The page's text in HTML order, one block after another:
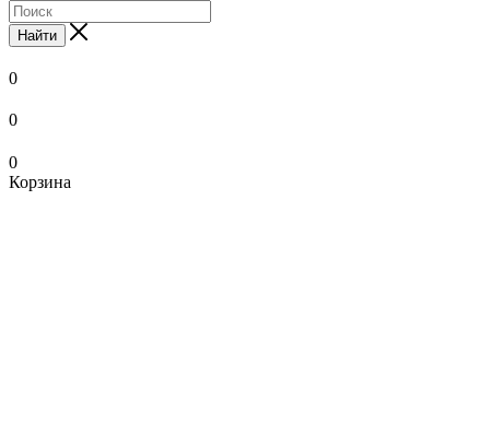
Найти
0
0
0
Корзина